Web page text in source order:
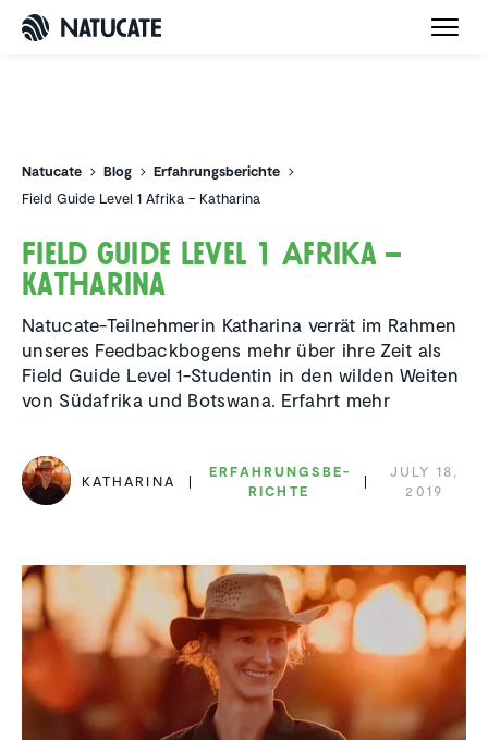
Natucate Blog
Erfahrungsberichte
Field Guide Level 1 Afrika – Katharina
Field Guide Level 1 Afrika –
Katharina
Natucate-Teilnehmerin Katharina verrät im Rahmen
unseres Feedbackbogens mehr über ihre Zeit als
Field Guide Level 1-Studentin in den wilden Weiten
von Südafrika und Botswana. Erfahrt mehr
KATHARINA
ERFAH­RUNGS­BE­
RICHTE
JULY 18,
2019